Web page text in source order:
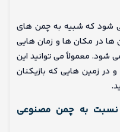
شود که شبیه به چمن های
در مکان ها و زمان هایی
شود. معمولاً می توانید این
در زمین هایی که بازیکنان
نسبت به چمن مصنوعی